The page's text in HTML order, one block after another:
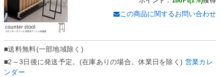
この商品に関するお問い合わせ
■送料無料(一部地域除く)
■2～3日後に発送予定。(在庫ありの場合。休業日を除く) 営業カレ
ンダー